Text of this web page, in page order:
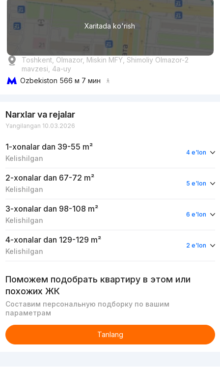
Xaritada ko'rish
Toshkent, Olmazor, Miskin MFY, Shimoliy Olmazor-2
mavzesi, 4a-uy
Ozbekiston 566 м 7 мин
Narxlar va rejalar
Yangilangan 10.03.2026
1-xonalar dan 39-55 m²
Kelishilgan
4 e'lon
2-xonalar dan 67-72 m²
Kelishilgan
5 e'lon
3-xonalar dan 98-108 m²
Kelishilgan
6 e'lon
4-xonalar dan 129-129 m²
Kelishilgan
2 e'lon
Поможем подобрать квартиру в этом или
похожих ЖК
Составим персональную подборку по вашим
параметрам
Tanlang